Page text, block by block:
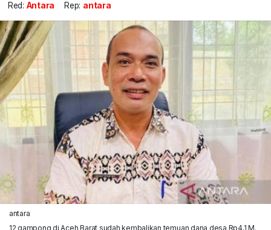
Red: Antara Rep: antara
antara
12 gampong di Aceh Barat sudah kembalikan temuan dana desa Rp4,1 M.